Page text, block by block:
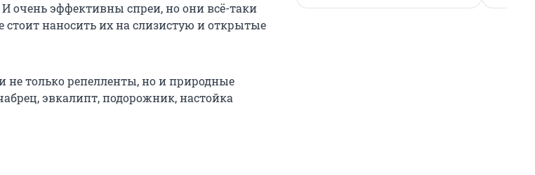
очень эффективны спреи, но они всё-таки
наносить их на слизистую и открытые
не только репелленты, но и природные
эвкалипт, подорожник, настойка